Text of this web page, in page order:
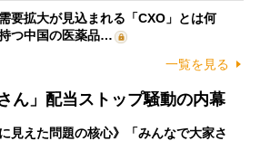
要拡大が見込まれる「CXO」とは何
つ中国の医薬品…
一覧を見る
ん」配当ストップ騒動の内幕
に見えた問題の核心》「みんなで大家さ